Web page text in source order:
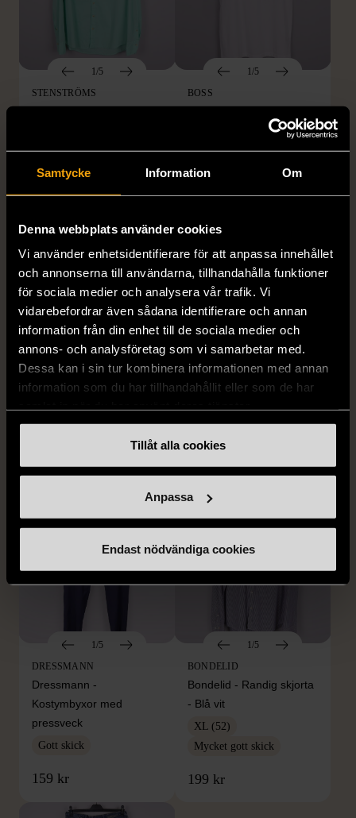
Samtycke Information Om
Denna webbplats använder cookies
Vi använder enhetsidentifierare för att anpassa innehållet
och annonserna till användarna, tillhandahålla funktioner
för sociala medier och analysera vår trafik. Vi
vidarebefordrar även sådana identifierare och annan
information från din enhet till de sociala medier och
annons- och analysföretag som vi samarbetar med.
Dessa kan i sin tur kombinera informationen med annan
information som du har tillhandahållit eller som de har
Tillåt alla cookies
Anpassa
Endast nödvändiga cookies
1/5
STENSTRÖMS
259 kr
1/5
BOSS
Mycket gott skick
279 kr
1/5
BY TEESHOPPEN
By TeeShoppen 2-delar
mörkblå kostym
399 kr
1/5
HILDITCH & KEY
Hilditch & Key linneskjorta
med bröstficka
399 kr
1/5
DRESSMANN
Dressmann -
Kostymbyxor med
pressveck
Gott skick
159 kr
1/5
BONDELID
Bondelid - Randig skjorta
- Blå vit
XL (52)
Mycket gott skick
199 kr